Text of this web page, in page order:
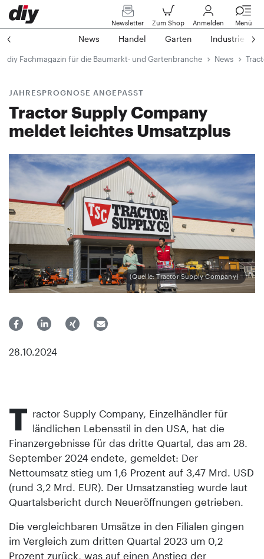
Newsletter Zum Shop Anmelden Menü
News Handel Garten Industrie
diy Fachmagazin für die Baumarkt- und Gartenbranche News
JAHRESPROGNOSE ANGEPASST
Tractor Supply Company
meldet leichtes Umsatzplus
(Quelle: Tractor Supply Company)
28.10.2024
T ractor Supply Company, Einzelhändler für
ländlichen Lebensstil in den USA, hat die
Finanzergebnisse für das dritte Quartal, das am 28.
September 2024 endete, gemeldet: Der
Nettoumsatz stieg um 1,6 Prozent auf 3,47 Mrd. USD
(rund 3,2 Mrd. EUR). Der Umsatzanstieg wurde laut
Quartalsbericht durch Neueröffnungen getrieben.
Die vergleichbaren Umsätze in den Filialen gingen
im Vergleich zum dritten Quartal 2023 um 0,2
Prozent zurück, was auf einen Anstieg der